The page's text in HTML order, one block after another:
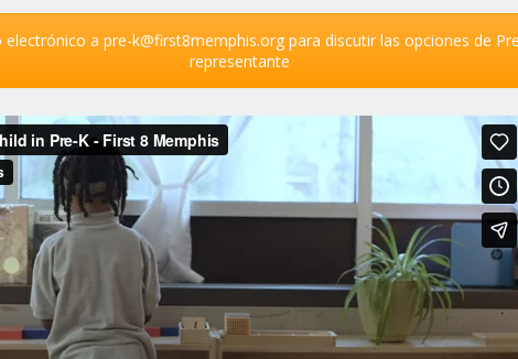
electrónico a pre-k@first8memphis.org para discutir las opciones de
representante